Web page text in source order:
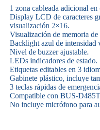
1 zona cableada adicional en
Display LCD de caracteres
visualización 2×16.
Visualización de memoria de
Backlight azul de intensidad
Nivel de buzzer ajustable.
LEDs indicadores de estado.
Etiquetas editables en 3
Gabinete plástico, incluye
3 teclas rápidas de
Compatible con BUS-D485T
No incluye micrófono para